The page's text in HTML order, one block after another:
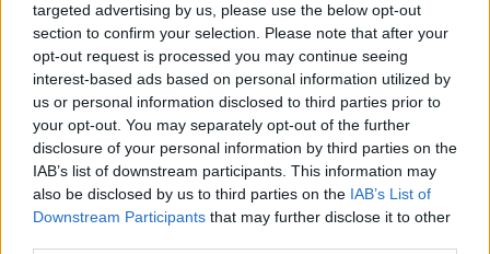
targeted advertising by us, please use the below opt-out
section to confirm your selection. Please note that after your
opt-out request is processed you may continue seeing
interest-based ads based on personal information utilized by
us or personal information disclosed to third parties prior to
your opt-out. You may separately opt-out of the further
disclosure of your personal information by third parties on the
IAB’s list of downstream participants. This information may
also be disclosed by us to third parties on the IAB’s List of
Downstream Participants that may further disclose it to other
Kövess minket, és értesülj a friss hírekről a
Facebookon is!
Követem